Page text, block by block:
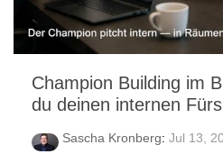
Champion Building im
du deinen internen
Sascha Kronberg: Jul 13,